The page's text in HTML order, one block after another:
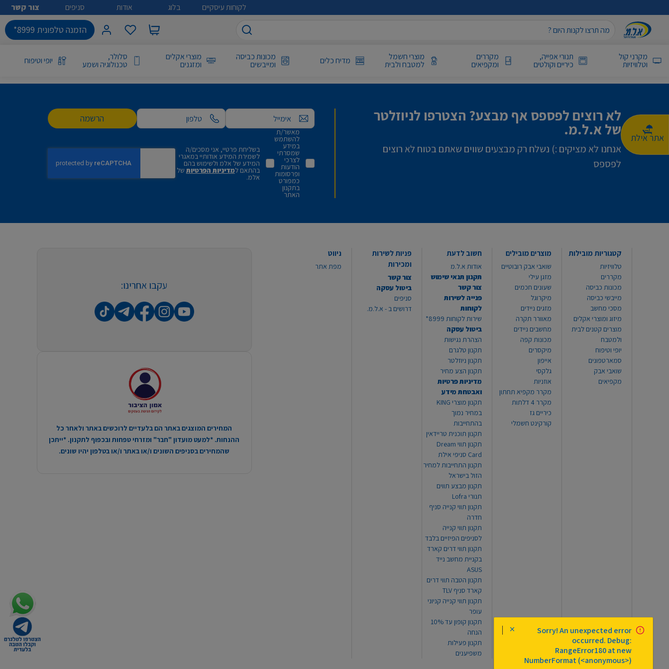
אתר אילת
לקוחות עיסקיים בלוג אודות סניפים צור קשר
הזמנה טלפונית 8999*
מקרני קול
וטלוויזיות
תנורי אפייה,
כיריים וקולטים
מקררים
ומקפיאים
מוצרי חשמל
למטבח ולבית מדיח כלים מכונות כביסה
ומייבשים
מוצרי אקלים
ומזגנים
סלולר,
טכנולוגיה ושמע יופי וטיפוח
לא רוצים לפספס אף מבצע? הצטרפו לניוזלטר
של א.ל.מ.
אנחנו לא מציקים :) נשלח רק מבצעים שווים שאתם בטוח לא רוצים
לפספס
אימייל הרשמה
מאשר/ת
להשתמש
במידע
שמסרתי
לצרכי
הודעות
ופרסומות
כמפורט
בתקנון
האתר
בשליחת פרטיי, אני מסכים/ה
לשמירת המידע אודותיי במאגרי
המידע של אלמ ולשימוש בהם
בהתאם למדיניות הפרטיות של
אלמ.
קטגוריות מובילות
טלוויזיות
מקררים
מכונות כביסה
מייבשי כביסה
מסכי מחשב
מיזוג ומוצרי אקלים
מוצרים קטנים לבית
ולמטבח
יופי וטיפוח
סמארטפונים
שואבי אבק
מקפיאים
מוצרים מובילים
שואבי אבק רובוטיים
מזגן עילי
שעונים חכמים
מיקרוגל
מזגים ניידים
מאוורר תקרה
מחשבים ניידים
מכונות קפה
מיקסרים
אייפון
גלקסי
אוזניות
מקרר מקפיא תחתון
מקרר 4 דלתות
כיריים גז
קורקינט חשמלי
חשוב לדעת
אודות א.ל.מ
תקנון תנאי שימוש
צור קשר
פנייה לשירות
לקוחות
שירות לקוחות 8999*
ביטול עסקה
הצהרת נגישות
תקנון טלגרם
תקנון ניוזלטר
תקנון הצע מחיר
מדיניות פרטיות
ואבטחת מידע
תקנון מוצרי KING
במחיר נמוך
בהתחייבות
תקנון תוכנית טריידאין
תקנון תווי Dream
Card סניפי אילת
תקנון התחייבות למחיר
הזול בישראל
תקנון מבצע תווים
תנורי Lofra
תקנון תווי קנייה סניף
חדרה
תקנון תווי קנייה
לסניפים הפיזיים בלבד
תקנון תווי דרים קארד
בקניית מחשב נייד
ASUS
תקנון הטבה תווי דרים
קארד סניף TLV
תקנון תווי קנייה קניוני
עופר
תקנון קופון עד 10%
הנחה
תקנון פעילות
משפיענים
פניות לשירות
ומכירות
צור קשר
ביטול עסקה
סניפים
דרושים ב - א.ל.מ.
ניווט
מפת אתר
עקבו אחרינו:
המחירים המוצגים באתר הם בלעדיים לרוכשים באתר ולאחר כל
ההנחות. *למעט מועדון "חבר" ומזרחי טפחות ובכפוף לתקנון. *ייתכן
שהמחירים בסניפים השונים ו/או באתר ו/או בטלפון יהיו שונים.
Sorry! An unexpected error
occurred. Debug:
RangeError180 at new
NumberFormat (<anonymous>)